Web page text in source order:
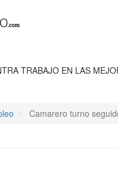
TRABAJO EN LAS
Camarero turno